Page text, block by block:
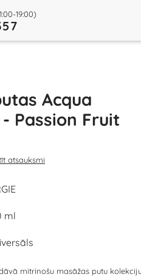
19:00)
Acqua
Passion Fruit
atsauksmi
ml
mitrinošu masāžas putu